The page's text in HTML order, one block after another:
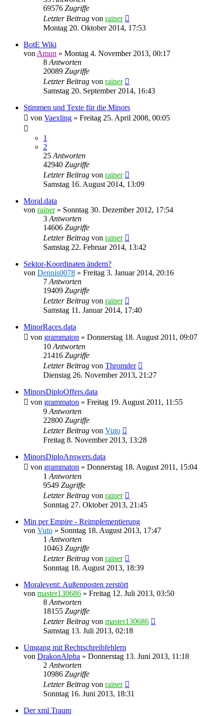
69576 Zugriffe
Letzter Beitrag von rainer
Montag 20. Oktober 2014, 17:53
BotE Wiki
von Amun » Montag 4. November 2013, 00:17
8 Antworten
20089 Zugriffe
Letzter Beitrag von rainer
Samstag 20. September 2014, 16:43
Stimmen und Texte für die Minors
von Vaexling » Freitag 25. April 2008, 00:05
1
2
25 Antworten
42940 Zugriffe
Letzter Beitrag von rainer
Samstag 16. August 2014, 13:09
Moral.data
von rainer» Sonntag 30. Dezember 2012, 17:54
3 Antworten
14606 Zugriffe
Letzter Beitrag von rainer
Samstag 22. Februar 2014, 13:42
Sektor-Koordinaten ändern?
von Dennis0078 » Freitag 3. Januar 2014, 20:16
7 Antworten
19409 Zugriffe
Letzter Beitrag von rainer
Samstag 11. Januar 2014, 17:40
MinorRaces.data
von grammaton » Donnerstag 18. August 2011, 09:07
10 Antworten
21416 Zugriffe
Letzter Beitrag von Thromder
Dienstag 26. November 2013, 21:27
MinorsDiploOffers.data
von grammaton » Freitag 19. August 2011, 11:55
9 Antworten
22800 Zugriffe
Letzter Beitrag von Vuto
Freitag 8. November 2013, 13:28
MinorsDiploAnswers.data
von grammaton » Donnerstag 18. August 2011, 15:04
1 Antworten
9549 Zugriffe
Letzter Beitrag von rainer
Sonntag 27. Oktober 2013, 21:45
Min per Empire - Reimplementierung
von Vuto » Sonntag 18. August 2013, 17:47
1 Antworten
10463 Zugriffe
Letzter Beitrag von rainer
Sonntag 18. August 2013, 18:39
Moralevent: Außenposten zerstört
von master130686 » Freitag 12. Juli 2013, 03:50
8 Antworten
18155 Zugriffe
Letzter Beitrag von master130686
Samstag 13. Juli 2013, 02:18
Umgang mit Rechtschreibfehlern
von DrakonAlpha » Donnerstag 13. Juni 2013, 11:18
2 Antworten
10986 Zugriffe
Letzter Beitrag von rainer
Sonntag 16. Juni 2013, 18:31
Der xml Traum